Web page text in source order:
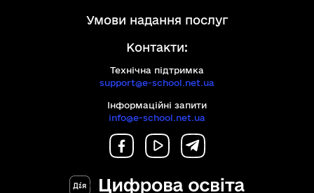
умови надання послуг
Контакти:
Технічна підтримка
support@e-school.net.ua
Інформаційні запити
info@e-school.net.ua